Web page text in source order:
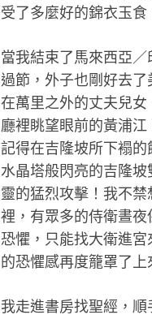
受了多麼好的錦衣玉
當我結束了馬來西亞
過節，外子也剛好去
在萬里之外的丈夫兒
廳裡眺望眼前的黃浦
記得在吉隆坡所下褟
水晶塔般閃亮的吉隆
靈的猛烈攻擊！我不
裡，有眾多的侍衛晝
恐懼，只能找大衛進
的恐懼感再度籠罩了上
我走進書房找聖經，